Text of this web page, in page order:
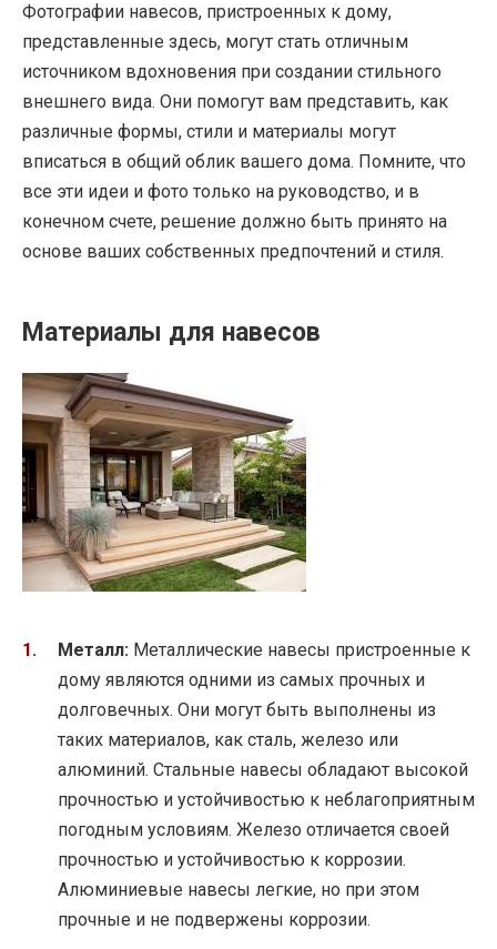
Фотографии навесов, пристроенных к дому,
представленные здесь, могут стать отличным
источником вдохновения при создании стильного
внешнего вида. Они помогут вам представить, как
различные формы, стили и материалы могут
вписаться в общий облик вашего дома. Помните, что
все эти идеи и фото только на руководство, и в
конечном счете, решение должно быть принято на
основе ваших собственных предпочтений и стиля.
Материалы для навесов
Металл: Металлические навесы пристроенные к
дому являются одними из самых прочных и
долговечных. Они могут быть выполнены из
таких материалов, как сталь, железо или
алюминий. Стальные навесы обладают высокой
прочностью и устойчивостью к неблагоприятным
погодным условиям. Железо отличается своей
прочностью и устойчивостью к коррозии.
Алюминиевые навесы легкие, но при этом
прочные и не подвержены коррозии.